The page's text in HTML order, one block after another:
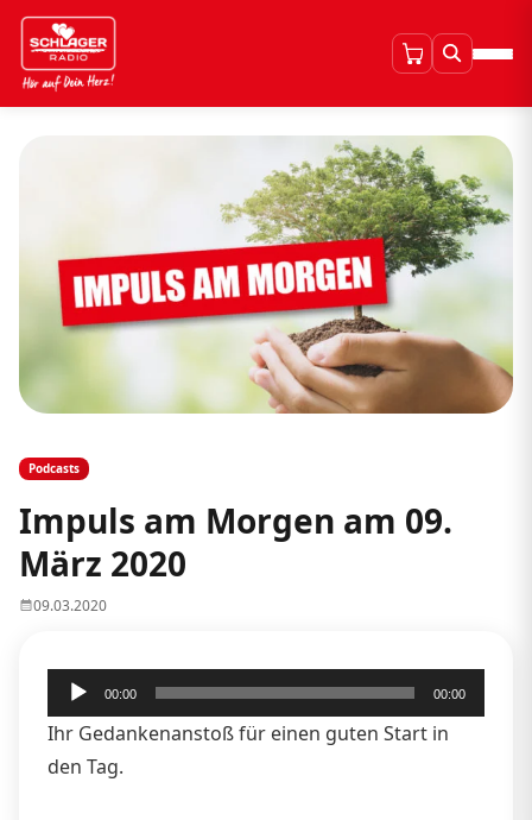
Podcasts
Impuls am Morgen am 09.
März 2020
09.03.2020
Audio-
Player
00:00 00:00
Ihr Gedankenanstoß für einen guten Start in
den Tag.